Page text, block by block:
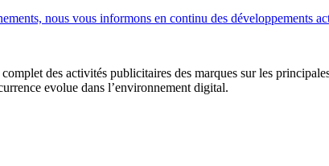
nous vous informons en continu des développements
des activités publicitaires des marques sur les
evolue dans l’environnement digital.